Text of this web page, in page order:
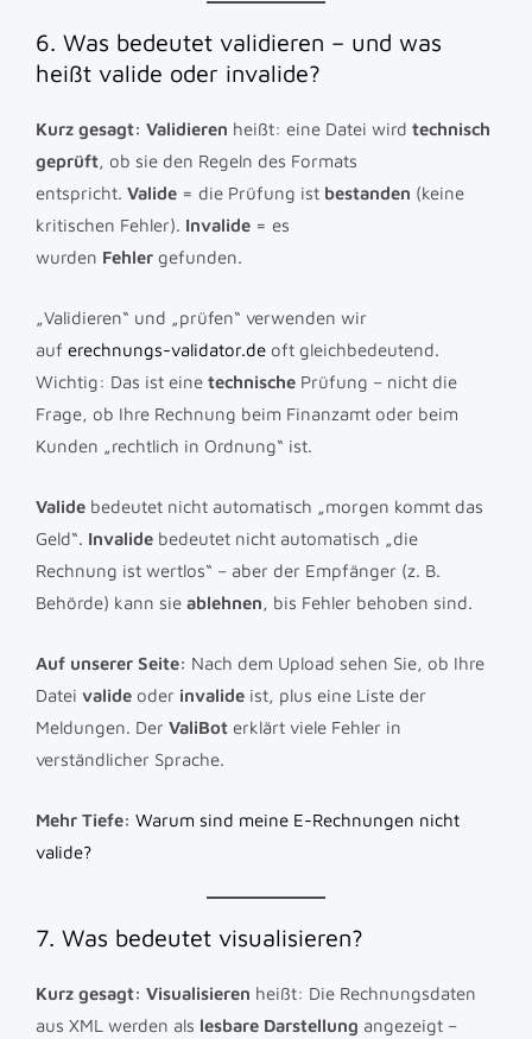
6. Was bedeutet validieren – und was
heißt valide oder invalide?
Kurz gesagt: Validieren heißt: eine Datei wird technisch
geprüft, ob sie den Regeln des Formats
entspricht. Valide = die Prüfung ist bestanden (keine
kritischen Fehler). Invalide = es
wurden Fehler gefunden.
„Validieren“ und „prüfen“ verwenden wir
auf erechnungs-validator.de oft gleichbedeutend.
Wichtig: Das ist eine technische Prüfung – nicht die
Frage, ob Ihre Rechnung beim Finanzamt oder beim
Kunden „rechtlich in Ordnung“ ist.
Valide bedeutet nicht automatisch „morgen kommt das
Geld“. Invalide bedeutet nicht automatisch „die
Rechnung ist wertlos“ – aber der Empfänger (z. B.
Behörde) kann sie ablehnen, bis Fehler behoben sind.
Auf unserer Seite: Nach dem Upload sehen Sie, ob Ihre
Datei valide oder invalide ist, plus eine Liste der
Meldungen. Der ValiBot erklärt viele Fehler in
verständlicher Sprache.
Mehr Tiefe: Warum sind meine E-Rechnungen nicht
valide?
7. Was bedeutet visualisieren?
Kurz gesagt: Visualisieren heißt: Die Rechnungsdaten
aus XML werden als lesbare Darstellung angezeigt –